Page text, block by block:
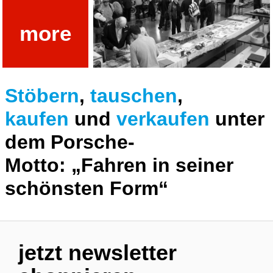
more
Stöbern, tauschen,
kaufen und verkaufen unter
dem Porsche-
Motto: „Fahren in seiner
schönsten Form“
jetzt newsletter